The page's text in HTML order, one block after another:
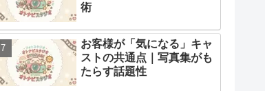
術
お客様が「気になる」キャ
ストの共通点｜写真集がも
たらす話題性